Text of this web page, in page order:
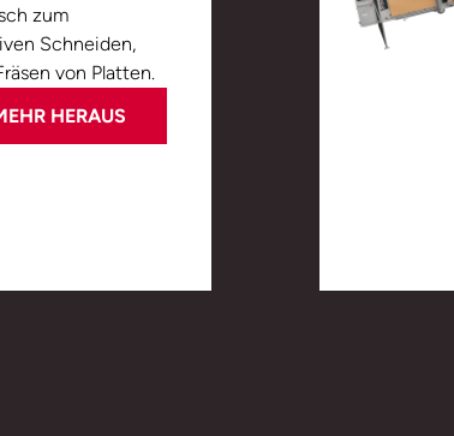
zum
Schneiden,
von Platten.
HERAUS